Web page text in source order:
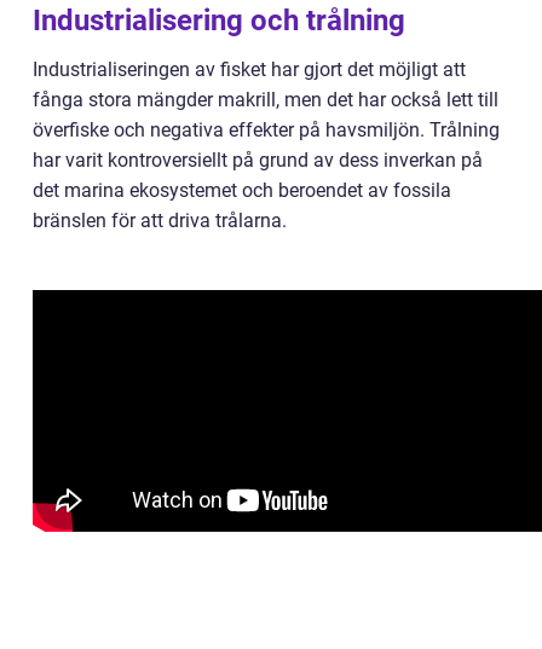
Industrialisering och trålning
Industrialiseringen av fisket har gjort det möjligt att
fånga stora mängder makrill, men det har också lett till
överfiske och negativa effekter på havsmiljön. Trålning
har varit kontroversiellt på grund av dess inverkan på
det marina ekosystemet och beroendet av fossila
bränslen för att driva trålarna.